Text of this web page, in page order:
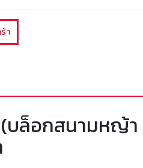
า
บล็อกสนามหญ้า